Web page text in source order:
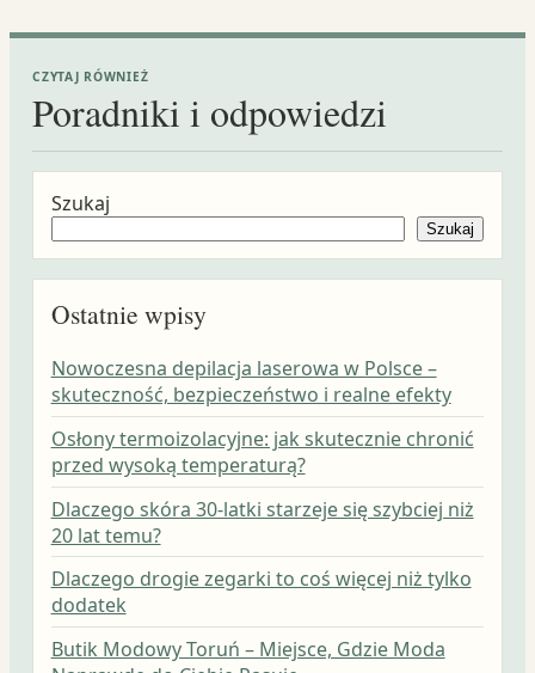
CZYTAJ RÓWNIEŻ
Poradniki i odpowiedzi
Szukaj
Szukaj
Ostatnie wpisy
Nowoczesna depilacja laserowa w Polsce –
skuteczność, bezpieczeństwo i realne efekty
Osłony termoizolacyjne: jak skutecznie chronić
przed wysoką temperaturą?
Dlaczego skóra 30-latki starzeje się szybciej niż
20 lat temu?
Dlaczego drogie zegarki to coś więcej niż tylko
dodatek
Butik Modowy Toruń – Miejsce, Gdzie Moda